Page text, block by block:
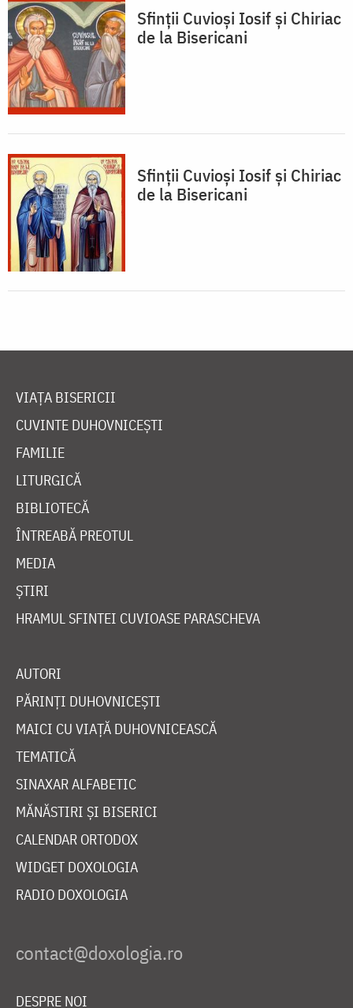
Sfinții Cuvioși Iosif și Chiriac
de la Bisericani
Sfinții Cuvioși Iosif și Chiriac
de la Bisericani
VIAȚA BISERICII
CUVINTE DUHOVNICEȘTI
FAMILIE
LITURGICĂ
BIBLIOTECĂ
ÎNTREABĂ PREOTUL
MEDIA
ȘTIRI
HRAMUL SFINTEI CUVIOASE PARASCHEVA
AUTORI
PĂRINȚI DUHOVNICEȘTI
MAICI CU VIAȚĂ DUHOVNICEASCĂ
TEMATICĂ
SINAXAR ALFABETIC
MĂNĂSTIRI ȘI BISERICI
CALENDAR ORTODOX
WIDGET DOXOLOGIA
RADIO DOXOLOGIA
DESPRE NOI